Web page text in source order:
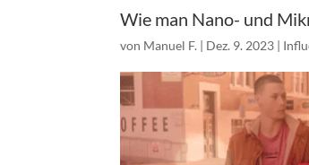
Wie man Nano- und
von Manuel F. | Dez. 9. 2023 |